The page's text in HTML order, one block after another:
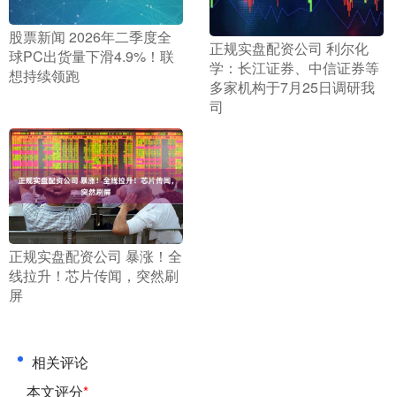
​股票新闻 2026年二季度全
球PC出货量下滑4.9%！联
想持续领跑
​正规实盘配资公司 利尔化
学：长江证券、中信证券等
多家机构于7月25日调研我
司
​正规实盘配资公司 暴涨！全
线拉升！芯片传闻，突然刷
屏
相关评论
本文评分*